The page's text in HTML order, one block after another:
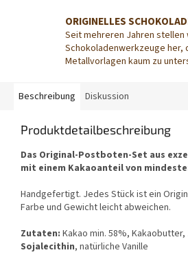
ORIGINELLES
Seit mehreren Jahren stellen
Schokoladenwerkzeuge her,
Metallvorlagen kaum zu
Beschreibung Diskussion
Produktdetailbeschreibung
Das Original-Postboten-Set aus
mit einem Kakaoanteil von
Handgefertigt. Jedes Stück ist ein
Farbe und Gewicht leicht abweichen.
Zutaten: Kakao min. 58%,
Sojalecithin, natürliche Vanille